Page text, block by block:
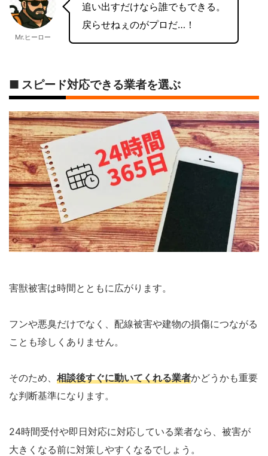
Mr.ヒーロー
追い出すだけなら誰でもできる。
戻らせねぇのがプロだ…！
■ スピード対応できる業者を選ぶ
害獣被害は時間とともに広がります。
フンや悪臭だけでなく、配線被害や建物の損傷につながる
ことも珍しくありません。
そのため、 相談後すぐに動いてくれる業者かどうかも重要
な判断基準になります。
24時間受付や即日対応に対応している業者なら、被害が
大きくなる前に対策しやすくなるでしょう。